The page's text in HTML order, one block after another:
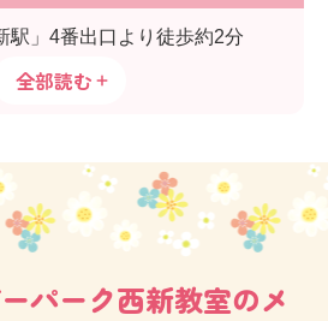
駅」4番出口より徒歩約2分
全部読む
パーク西新教室のメ